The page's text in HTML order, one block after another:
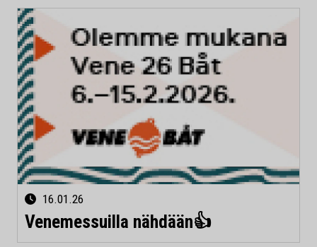
16.01.26
Venemessuilla nähdään👍